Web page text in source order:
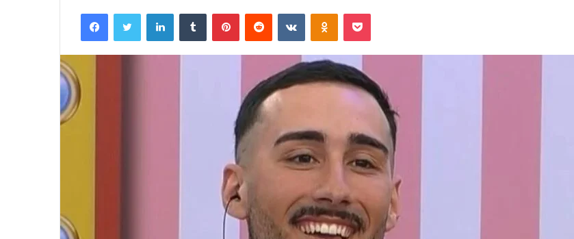
mail
FacebookTwitter LinkedinTumblr PinterestReddit VK OK Pocket